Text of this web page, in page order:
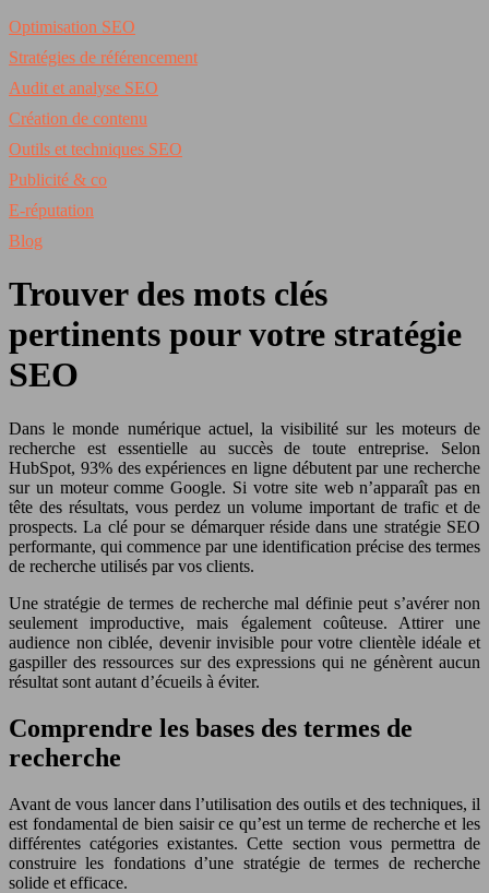
Optimisation SEO
Stratégies de référencement
Audit et analyse SEO
Création de contenu
Outils et techniques SEO
Publicité & co
E-réputation
Blog
Trouver des mots clés
pertinents pour votre stratégie
SEO
Dans le monde numérique actuel, la visibilité sur les moteurs de
recherche est essentielle au succès de toute entreprise. Selon
HubSpot, 93% des expériences en ligne débutent par une recherche
sur un moteur comme Google. Si votre site web n’apparaît pas en
tête des résultats, vous perdez un volume important de trafic et de
prospects. La clé pour se démarquer réside dans une stratégie SEO
performante, qui commence par une identification précise des termes
de recherche utilisés par vos clients.
Une stratégie de termes de recherche mal définie peut s’avérer non
seulement improductive, mais également coûteuse. Attirer une
audience non ciblée, devenir invisible pour votre clientèle idéale et
gaspiller des ressources sur des expressions qui ne génèrent aucun
résultat sont autant d’écueils à éviter.
Comprendre les bases des termes de
recherche
Avant de vous lancer dans l’utilisation des outils et des techniques, il
est fondamental de bien saisir ce qu’est un terme de recherche et les
différentes catégories existantes. Cette section vous permettra de
construire les fondations d’une stratégie de termes de recherche
solide et efficace.